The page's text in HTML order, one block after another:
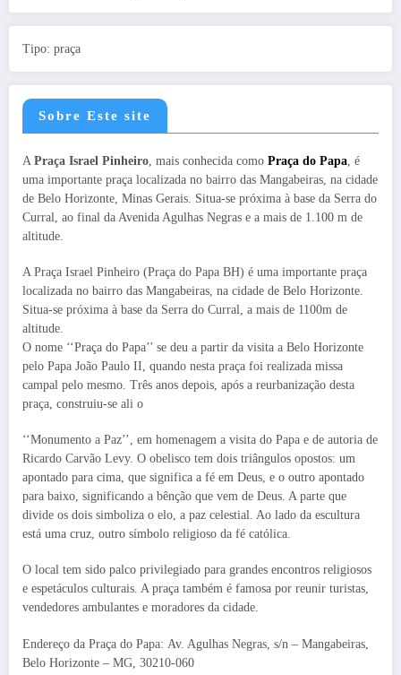
Tipo: praça
Sobre Este site
A Praça Israel Pinheiro , mais conhecida como Praça do Papa , é
uma importante praça localizada no bairro das Mangabeiras, na cidade
de Belo Horizonte, Minas Gerais. Situa-se próxima à base da Serra do
Curral, ao final da Avenida Agulhas Negras e a mais de 1.100 m de
altitude.
A Praça Israel Pinheiro (Praça do Papa BH) é uma importante praça
localizada no bairro das Mangabeiras, na cidade de Belo Horizonte.
Situa-se próxima à base da Serra do Curral, a mais de 1100m de
altitude.
O nome ‘‘Praça do Papa’’ se deu a partir da visita a Belo Horizonte
pelo Papa João Paulo II, quando nesta praça foi realizada missa
campal pelo mesmo. Três anos depois, após a reurbanização desta
praça, construiu-se ali o
‘‘Monumento a Paz’’, em homenagem a visita do Papa e de autoria de
Ricardo Carvão Levy. O obelisco tem dois triângulos opostos: um
apontado para cima, que significa a fé em Deus, e o outro apontado
para baixo, significando a bênção que vem de Deus. A parte que
divide os dois simboliza o elo, a paz celestial. Ao lado da escultura
está uma cruz, outro símbolo religioso da fé católica.
O local tem sido palco privilegiado para grandes encontros religiosos
e espetáculos culturais. A praça também é famosa por reunir turistas,
vendedores ambulantes e moradores da cidade.
Endereço da Praça do Papa: Av. Agulhas Negras, s/n – Mangabeiras,
Belo Horizonte – MG, 30210-060